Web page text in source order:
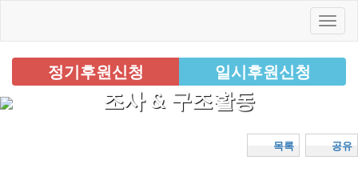
정기후원신청 일시후원신청
조사 & 구조활동
공유
목록